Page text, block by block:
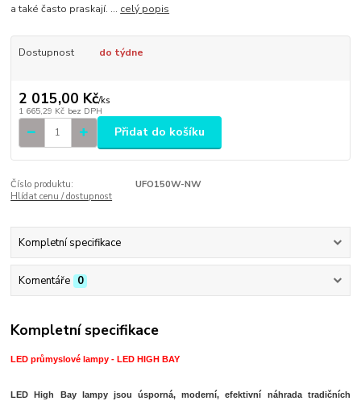
a také často praskají. ... celý popis
Dostupnost do týdne
2 015,00 Kč/ks
1 665,29 Kč bez DPH
Přidat do košíku
Číslo produktu:
UFO150W-NW
Hlídat cenu / dostupnost
Kompletní specifikace
Komentáře 0
Kompletní specifikace
LED průmyslové lampy - LED HIGH BAY
LED High Bay lampy jsou úsporná, moderní, efektivní náhrada tradičních